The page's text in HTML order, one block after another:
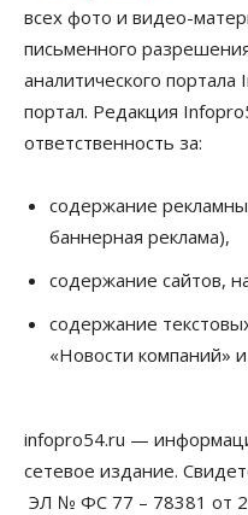
09 Августа 2026, 09:00
Общество
Спрос на
Новосибирской
К современному
России возникает
08 Августа 2026, 17:00
приказы о
08 Августа 2026, 16:00
Искусственный
штраф за борщевик
08 Августа 2026, 15:00
всех фото и видео-
письменного
аналитического
портал. Редакция
ответственность за:
содержание
баннерная реклама),
содержание сайтов,
содержание
«Новости компаний»
infopro54.ru —
сетевое издание.
ЭЛ № ФС 77 – 78381 от